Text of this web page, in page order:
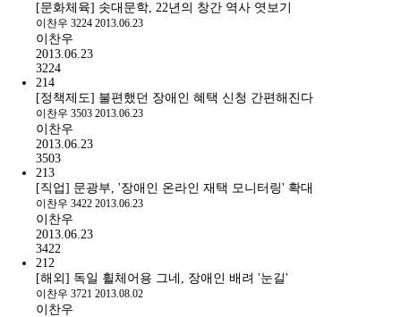
[문화체육] 솟대문학, 22년의 창간 역사 엿보기
이찬우 3224 2013.06.23
이찬우
2013.06.23
3224
214
[정책제도] 불편했던 장애인 혜택 신청 간편해진다
이찬우 3503 2013.06.23
이찬우
2013.06.23
3503
213
[직업] 문광부, '장애인 온라인 재택 모니터링' 확대
이찬우 3422 2013.06.23
이찬우
2013.06.23
3422
212
[해외] 독일 휠체어용 그네, 장애인 배려 '눈길'
이찬우 3721 2013.08.02
이찬우